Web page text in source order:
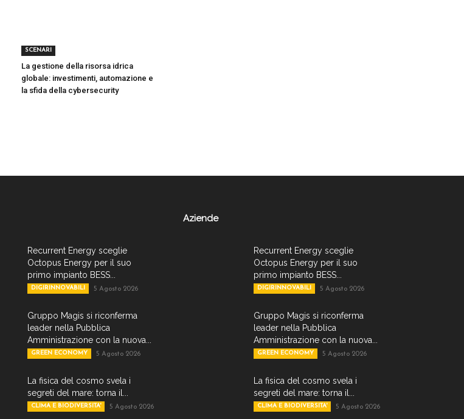
SCENARI
La gestione della risorsa idrica
globale: investimenti, automazione e
la sfida della cybersecurity
Recurrent Energy sceglie
Octopus Energy per il suo
primo impianto BESS...
DIGIRINNOVABILI 5 Agosto 2026
Gruppo Magis si riconferma
leader nella Pubblica
Amministrazione con la nuova...
GREEN ECONOMY 5 Agosto 2026
La fisica del cosmo svela i
segreti del mare: torna il...
CLIMA E BIODIVERSITA' 5 Agosto 2026
Aziende
Recurrent Energy sceglie
Octopus Energy per il suo
primo impianto BESS...
DIGIRINNOVABILI 5 Agosto 2026
Gruppo Magis si riconferma
leader nella Pubblica
Amministrazione con la nuova...
GREEN ECONOMY 5 Agosto 2026
La fisica del cosmo svela i
segreti del mare: torna il...
CLIMA E BIODIVERSITA' 5 Agosto 2026